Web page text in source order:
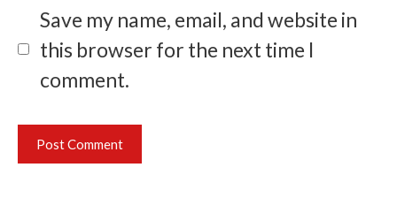
Save my name, email, and website in
this browser for the next time I
comment.